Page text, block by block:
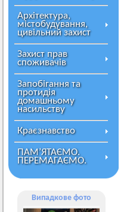
Архітектура,
містобудування,
цивільний захист
Захист прав
споживачів
Запобігання та
протидія
домашньому
насильству
Краєзнавство
ПАМ’ЯТАЄМО.
ПЕРЕМАГАЄМО.
Випадкове фото